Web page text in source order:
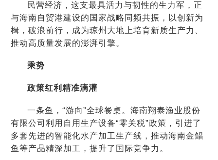
民营经济，这支最具活力与韧性的生力军，正
与海南自贸港建设的国家战略同频共振，以创新为
楫，破浪前行，成为琼州大地上培育新质生产力、
推动高质量发展的澎湃引擎。
乘势
政策红利精准滴灌
一条鱼，“游向”全球餐桌。海南翔泰渔业股份
有限公司利用自用生产设备“零关税”政策，引进了
多套先进的智能化水产加工生产线，推动海南金鲳
鱼等产品精深加工，提升了国际竞争力。